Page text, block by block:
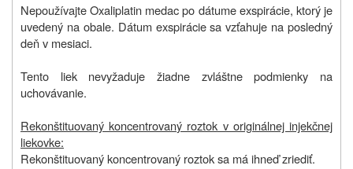
Nepoužívajte Oxaliplatin medac po dátume exspirácie, ktorý je
uvedený na obale. Dátum exspirácie sa vzťahuje na posledný
deň v mesiaci.
Tento liek nevyžaduje žiadne zvláštne podmienky na
uchovávanie.
Rekonštituovaný koncentrovaný roztok v originálnej injekčnej
liekovke:
Rekonštituovaný koncentrovaný roztok sa má ihneď zriediť.